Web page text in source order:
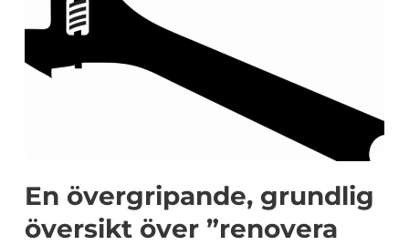
En övergripande, grundlig
översikt över ”renovera